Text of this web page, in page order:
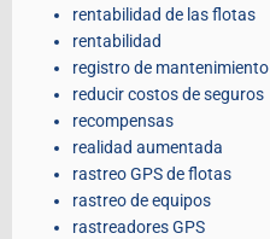
rentabilidad de las flotas
rentabilidad
registro de mantenimiento
reducir costos de seguros
recompensas
realidad aumentada
rastreo GPS de flotas
rastreo de equipos
rastreadores GPS